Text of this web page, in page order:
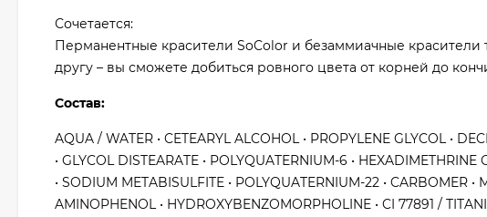
Сочетается:
Перманентные красители SoColor и безаммиачные красители
другу – вы сможете добиться ровного цвета от корней до
Состав:
AQUA / WATER • CETEARYL ALCOHOL • PROPYLENE GLYCOL •
• GLYCOL DISTEARATE • POLYQUATERNIUM-6 •
• SODIUM METABISULFITE • POLYQUATERNIUM-22 • CARBOMER
AMINOPHENOL • HYDROXYBENZOMORPHOLINE • CI 77891 /